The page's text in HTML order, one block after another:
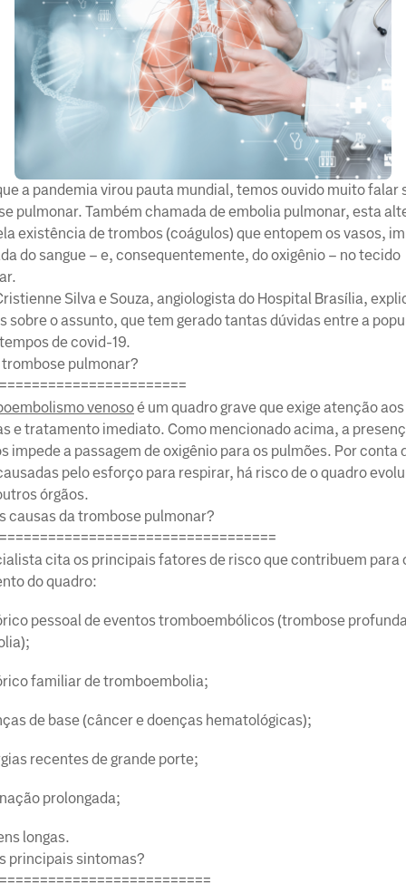
a pandemia virou pauta mundial, temos ouvido muito falar
pulmonar. Também chamada de embolia pulmonar, esta
existência de trombos (coágulos) que entopem os vasos,
do sangue – e, consequentemente, do oxigênio – no tecido
Silva e Souza, angiologista do Hospital Brasília,
sobre o assunto, que tem gerado tantas dúvidas entre a
de covid-19.
trombose pulmonar?
venosoé um quadro grave que exige atenção aos
e tratamento imediato. Como mencionado acima, a
impede a passagem de oxigênio para os pulmões. Por conta
pelo esforço para respirar, há risco de o quadro
órgãos.
causas da trombose pulmonar?
cita os principais fatores de risco que contribuem para
do quadro:
pessoal de eventos tromboembólicos (trombose
familiar de tromboembolia;
de base (câncer e doenças hematológicas);
recentes de grande porte;
prolongada;
longas.
principais sintomas?